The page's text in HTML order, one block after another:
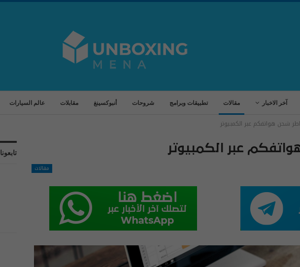
آخر الاخبار مقالات تطبيقات وبرامج شروحات أنبوكسينغ مقابلات عالم السيارات
شحن هواتفكم عبر الكمبيوتر
عبر الكمبيوتر
مقالات
تابعونا